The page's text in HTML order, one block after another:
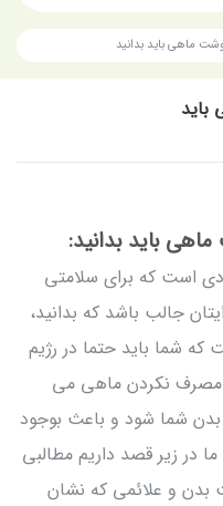
ماهی باید بدانید
باید بدانید:
است که برای سلامتی
جالب باشد که بدانید،
شما باید حتما در رژیم
مصرف نکردن ماهی می
شما شود و باعث بوجود
در زیر قصد داریم مطالبی
بدن و علائمی که نشان